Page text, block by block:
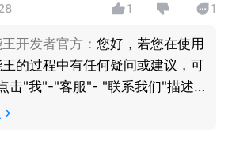
1 1
开发者官方： 您好，若您在使用
的过程中有任何疑问或建议，可
击"我"-"客服"- "联系我们"描述您
议，我们将竭诚为您服务，谢